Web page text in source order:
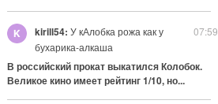
07:59
kirill54: У кАлобка рожа как у
бухарика-алкаша
В российский прокат выкатился Колобок.
Великое кино имеет рейтинг 1/10, но...